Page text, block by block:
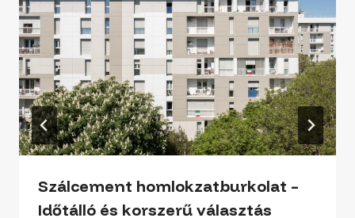
Szálcement homlokzatburkolat –
Időtálló és korszerű választás